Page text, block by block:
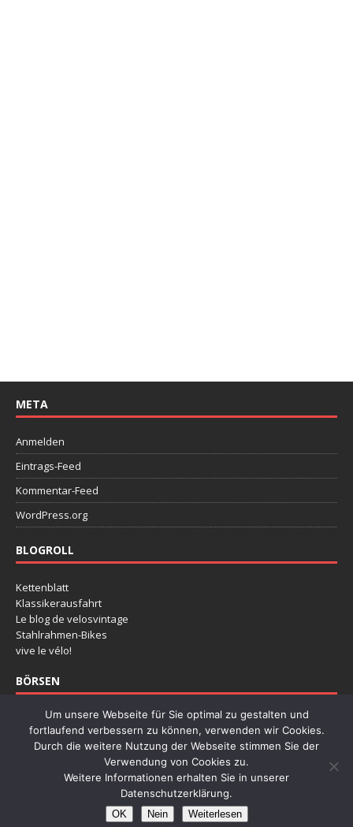
META
Anmelden
Eintrags-Feed
Kommentar-Feed
WordPress.org
BLOGROLL
Kettenblatt
Klassikerausfahrt
Le blog de velosvintage
Stahlrahmen-Bikes
vive le vélo!
BÖRSEN
Deutsche Rennradbörse
Klassikertage Hannover
Radklassiker Köln
Retro Fietsbeuers Dessel
Stalen Ros
Copyright © 2026 | WordPress Theme vonMH Themes
Um unsere Webseite für Sie optimal zu gestalten und
fortlaufend verbessern zu können, verwenden wir Cookies.
Durch die weitere Nutzung der Webseite stimmen Sie der
Verwendung von Cookies zu.
Weitere Informationen erhalten Sie in unserer
Datenschutzerklärung.
OK Nein Weiterlesen